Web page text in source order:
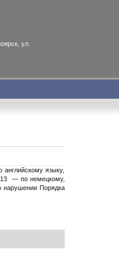
ул.
языку,
13 — по немецкому,
нарушении Порядка